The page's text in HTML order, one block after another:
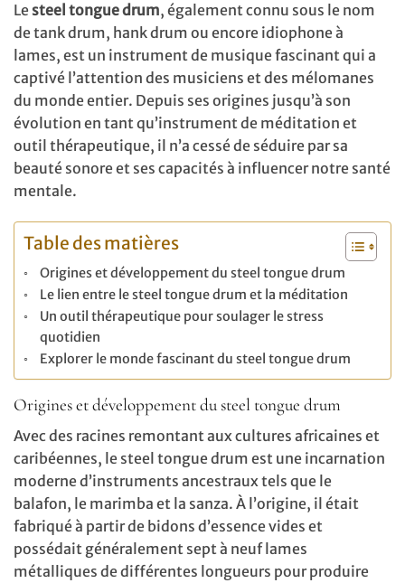
Le steel tongue drum, également connu sous le nom
de tank drum, hank drum ou encore idiophone à
lames, est un instrument de musique fascinant qui a
captivé l’attention des musiciens et des mélomanes
du monde entier. Depuis ses origines jusqu’à son
évolution en tant qu’instrument de méditation et
outil thérapeutique, il n’a cessé de séduire par sa
beauté sonore et ses capacités à influencer notre santé
mentale.
Table des matières
Origines et développement du steel tongue drum
Le lien entre le steel tongue drum et la méditation
Un outil thérapeutique pour soulager le stress
quotidien
Explorer le monde fascinant du steel tongue drum
Origines et développement du steel tongue drum
Avec des racines remontant aux cultures africaines et
caribéennes, le steel tongue drum est une incarnation
moderne d’instruments ancestraux tels que le
balafon, le marimba et la sanza. À l’origine, il était
fabriqué à partir de bidons d’essence vides et
possédait généralement sept à neuf lames
métalliques de différentes longueurs pour produire